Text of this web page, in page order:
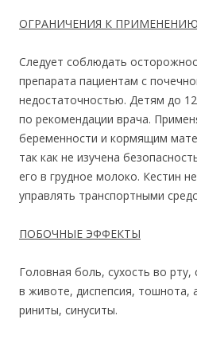
ОГРАНИЧЕНИЯ К ПРИМЕНЕНИЮ
Следует соблюдать
препарата пациентам с
недостаточностью. Детям до
по рекомендации врача.
беременности и кормящим
так как не изучена
его в грудное молоко. Кестин
управлять транспортными
ПОБОЧНЫЕ ЭФФЕКТЫ
Головная боль, сухость во
в животе, диспепсия, тошнота,
риниты, синуситы.